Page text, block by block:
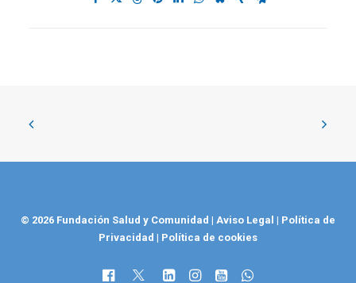
© 2026 Fundación Salud y Comunidad | Aviso Legal | Política de
Privacidad | Política de cookies